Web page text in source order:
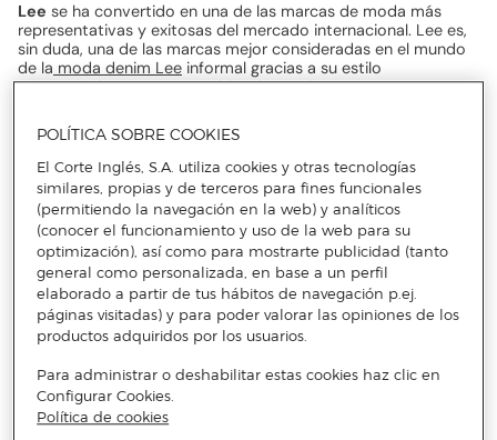
Lee se ha convertido en una de las marcas de moda más
representativas y exitosas del mercado internacional. Lee es,
sin duda, una de las marcas mejor consideradas en el mundo
de la moda denim Lee informal gracias a su estilo
característico con sus combinaciones de vaqueros que
circunstancia. Los atractivosdescuentos en vaqueros de
Leeharán que no puedas resistirte a sus modelos. Desde
piezas con diseños clásicos con combinaciones entre el azul a
modernos modelos en negro adaptados a las tendencias más
sonadas de cada temporada serán todo un éxito en tu
armario.
Outlet Lee: Denim on Denim
Esta marca mantiene un sabor juvenil desde que se fundó.
Puede verse en todas sus prendas como las que te
ofrecemos, con descuentos en jerseys y sudaderas de Lee.
Esta marca mantiene una estética noventera con toques
deportivos que la convierte en una apuesta segura en tu
POLÍTICA SOBRE COOKIES
El Corte Inglés, S.A. utiliza cookies y otras tecnologías
similares, propias y de terceros para fines funcionales
(permitiendo la navegación en la web) y analíticos
(conocer el funcionamiento y uso de la web para su
optimización), así como para mostrarte publicidad (tanto
general como personalizada, en base a un perfil
elaborado a partir de tus hábitos de navegación p.ej.
páginas visitadas) y para poder valorar las opiniones de los
productos adquiridos por los usuarios.
Para administrar o deshabilitar estas cookies haz clic en
Configurar Cookies.
Política de cookies